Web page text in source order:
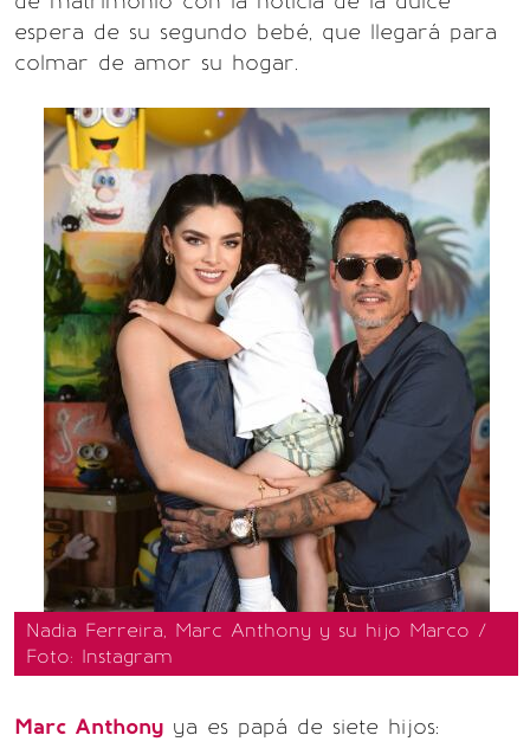
espera de su segundo bebé, que llegará para
colmar de amor su hogar.
Nadia Ferreira, Marc Anthony y su hijo Marco /
Foto: Instagram
Marc Anthony ya es papá de siete hijos: